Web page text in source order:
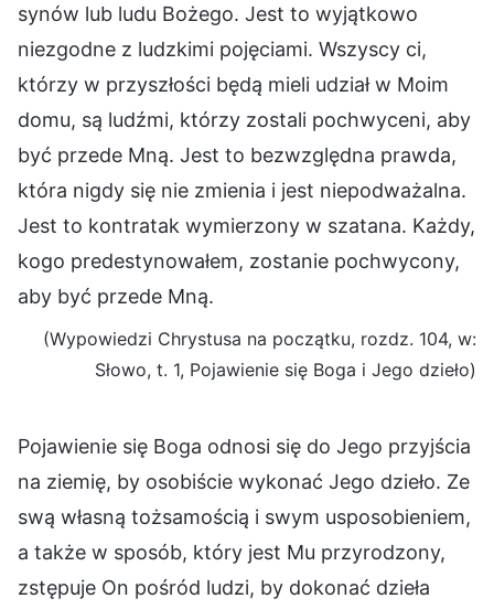
synów lub ludu Bożego. Jest to wyjątkowo
niezgodne z ludzkimi pojęciami. Wszyscy ci,
którzy w przyszłości będą mieli udział w Moim
domu, są ludźmi, którzy zostali pochwyceni, aby
być przede Mną. Jest to bezwzględna prawda,
która nigdy się nie zmienia i jest niepodważalna.
Jest to kontratak wymierzony w szatana. Każdy,
kogo predestynowałem, zostanie pochwycony,
aby być przede Mną.
(Wypowiedzi Chrystusa na początku, rozdz. 104, w:
Słowo, t. 1, Pojawienie się Boga i Jego dzieło)
Pojawienie się Boga odnosi się do Jego przyjścia
na ziemię, by osobiście wykonać Jego dzieło. Ze
swą własną tożsamością i swym usposobieniem,
a także w sposób, który jest Mu przyrodzony,
zstępuje On pośród ludzi, by dokonać dzieła